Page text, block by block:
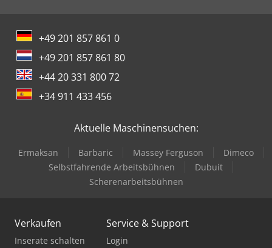
+49 201 857 861 0
+49 201 857 861 80
+44 20 331 800 72
+34 911 433 456
Aktuelle Maschinensuchen:
Ermaksan Barbaric Massey Ferguson
Dimeco
Selbstfahrende Arbeitsbühnen
Dubuit
Scherenarbeitsbühnen
Verkaufen
Inserate schalten
Service & Support
Login